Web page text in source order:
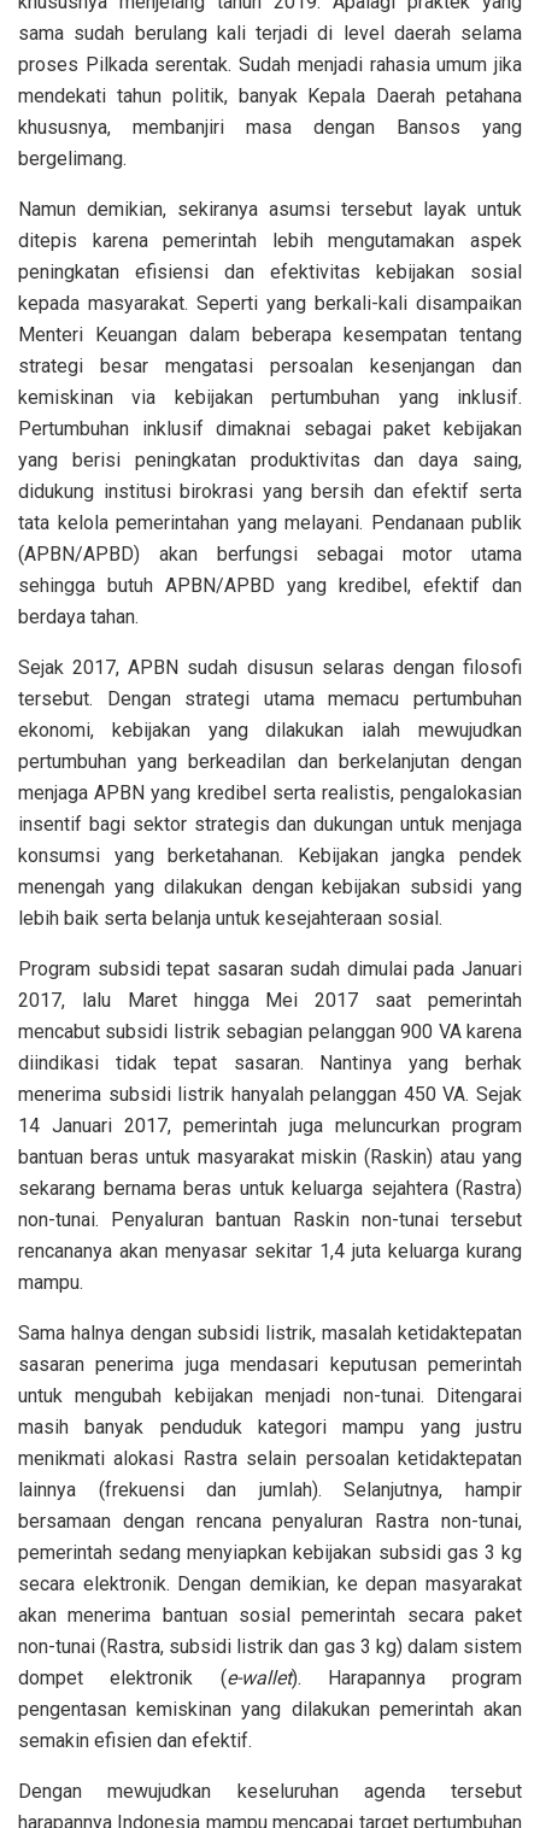
sama sudah berulang kali terjadi di level daerah selama
proses Pilkada serentak. Sudah menjadi rahasia umum jika
mendekati tahun politik, banyak Kepala Daerah petahana
khususnya, membanjiri masa dengan Bansos yang
bergelimang.
Namun demikian, sekiranya asumsi tersebut layak untuk
ditepis karena pemerintah lebih mengutamakan aspek
peningkatan efisiensi dan efektivitas kebijakan sosial
kepada masyarakat. Seperti yang berkali-kali disampaikan
Menteri Keuangan dalam beberapa kesempatan tentang
strategi besar mengatasi persoalan kesenjangan dan
kemiskinan via kebijakan pertumbuhan yang inklusif.
Pertumbuhan inklusif dimaknai sebagai paket kebijakan
yang berisi peningkatan produktivitas dan daya saing,
didukung institusi birokrasi yang bersih dan efektif serta
tata kelola pemerintahan yang melayani. Pendanaan publik
(APBN/APBD) akan berfungsi sebagai motor utama
sehingga butuh APBN/APBD yang kredibel, efektif dan
berdaya tahan.
Sejak 2017, APBN sudah disusun selaras dengan filosofi
tersebut. Dengan strategi utama memacu pertumbuhan
ekonomi, kebijakan yang dilakukan ialah mewujudkan
pertumbuhan yang berkeadilan dan berkelanjutan dengan
menjaga APBN yang kredibel serta realistis, pengalokasian
insentif bagi sektor strategis dan dukungan untuk menjaga
konsumsi yang berketahanan. Kebijakan jangka pendek
menengah yang dilakukan dengan kebijakan subsidi yang
lebih baik serta belanja untuk kesejahteraan sosial.
Program subsidi tepat sasaran sudah dimulai pada Januari
2017, lalu Maret hingga Mei 2017 saat pemerintah
mencabut subsidi listrik sebagian pelanggan 900 VA karena
diindikasi tidak tepat sasaran. Nantinya yang berhak
menerima subsidi listrik hanyalah pelanggan 450 VA. Sejak
14 Januari 2017, pemerintah juga meluncurkan program
bantuan beras untuk masyarakat miskin (Raskin) atau yang
sekarang bernama beras untuk keluarga sejahtera (Rastra)
non-tunai. Penyaluran bantuan Raskin non-tunai tersebut
rencananya akan menyasar sekitar 1,4 juta keluarga kurang
mampu.
Sama halnya dengan subsidi listrik, masalah ketidaktepatan
sasaran penerima juga mendasari keputusan pemerintah
untuk mengubah kebijakan menjadi non-tunai. Ditengarai
masih banyak penduduk kategori mampu yang justru
menikmati alokasi Rastra selain persoalan ketidaktepatan
lainnya (frekuensi dan jumlah). Selanjutnya, hampir
bersamaan dengan rencana penyaluran Rastra non-tunai,
pemerintah sedang menyiapkan kebijakan subsidi gas 3 kg
secara elektronik. Dengan demikian, ke depan masyarakat
akan menerima bantuan sosial pemerintah secara paket
non-tunai (Rastra, subsidi listrik dan gas 3 kg) dalam sistem
dompet elektronik (e-wallet). Harapannya program
pengentasan kemiskinan yang dilakukan pemerintah akan
semakin efisien dan efektif.
Dengan mewujudkan keseluruhan agenda tersebut
harapannya Indonesia mampu mencapai target pertumbuhan